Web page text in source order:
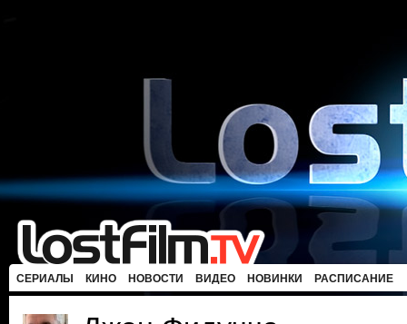
СЕРИАЛЫ КИНО НОВОСТИ ВИДЕО НОВИНКИ РАСПИСАНИЕ